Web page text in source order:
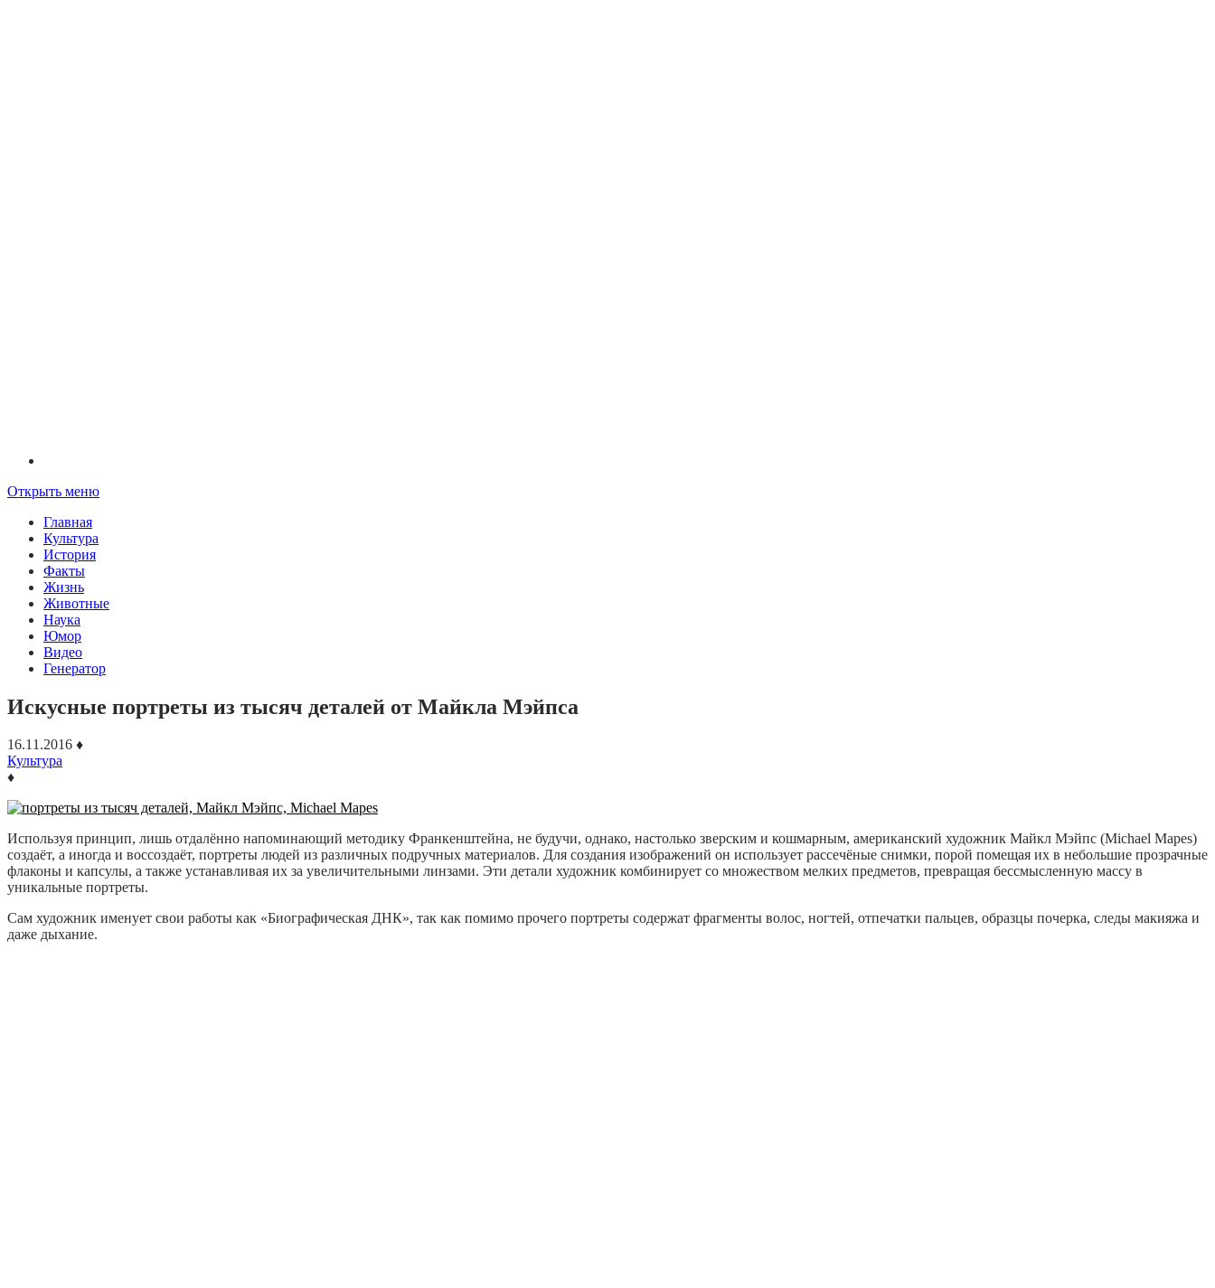
Открыть меню
Главная
Культура
История
Факты
Жизнь
Животные
Наука
Юмор
Видео
Генератор
Искусные портреты из тысяч деталей от Майкла Мэйпса
16.11.2016 ♦
Культура
♦
Используя принцип, лишь отдалённо напоминающий методику Франкенштейна, не будучи, однако, настолько зверским и кошмарным, американский художник Майкл Мэйпс (Michael Mapes)
создаёт, а иногда и воссоздаёт, портреты людей из различных подручных материалов. Для создания изображений он использует рассечёные снимки, порой помещая их в небольшие прозрачные
флаконы и капсулы, а также устанавливая их за увеличительными линзами. Эти детали художник комбинирует со множеством мелких предметов, превращая бессмысленную массу в
уникальные портреты.
Сам художник именует свои работы как «Биографическая ДНК», так как помимо прочего портреты содержат фрагменты волос, ногтей, отпечатки пальцев, образцы почерка, следы макияжа и
даже дыхание.